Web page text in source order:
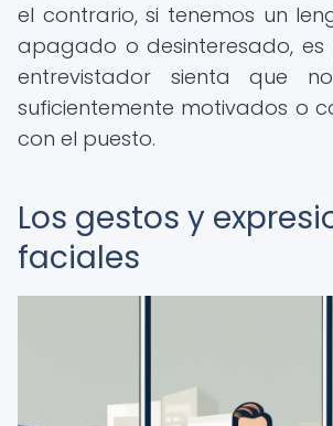
el contrario, si tenemos un
apagado o desinteresado, es
entrevistador sienta que
suficientemente motivados o
con el puesto.
Los gestos y
faciales